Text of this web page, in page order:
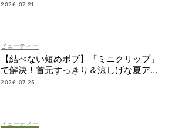
2026.07.21
ビューティー
【結べない短めボブ】「ミニクリップ」
で解決！首元すっきり＆涼しげな夏アレ
ンジ
2026.07.25
ビューティー